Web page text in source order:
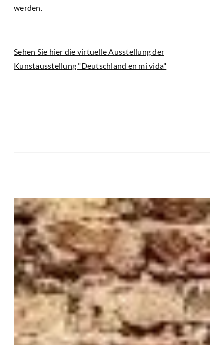
werden.
Sehen Sie hier die virtuelle Ausstellung der
Kunstausstellung "Deutschland en mi vida"